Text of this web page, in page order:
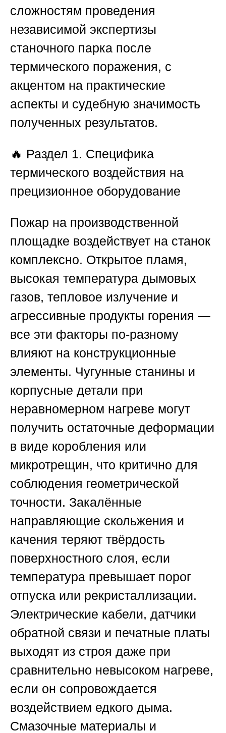
сложностям проведения
независимой экспертизы
станочного парка после
термического поражения, с
акцентом на практические
аспекты и судебную значимость
полученных результатов.
🔥 Раздел 1. Специфика
термического воздействия на
прецизионное оборудование
Пожар на производственной
площадке воздействует на станок
комплексно. Открытое пламя,
высокая температура дымовых
газов, тепловое излучение и
агрессивные продукты горения —
все эти факторы по-разному
влияют на конструкционные
элементы. Чугунные станины и
корпусные детали при
неравномерном нагреве могут
получить остаточные деформации
в виде коробления или
микротрещин, что критично для
соблюдения геометрической
точности. Закалённые
направляющие скольжения и
качения теряют твёрдость
поверхностного слоя, если
температура превышает порог
отпуска или рекристаллизации.
Электрические кабели, датчики
обратной связи и печатные платы
выходят из строя даже при
сравнительно невысоком нагреве,
если он сопровождается
воздействием едкого дыма.
Смазочные материалы и